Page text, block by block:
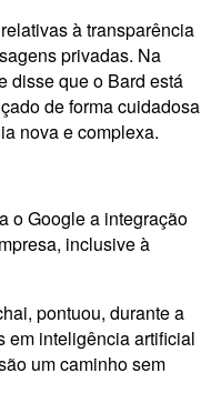
à transparência
privadas. Na
disse que o Bard está
de forma cuidadosa
nova e complexa.
o Google a integração
inclusive à
pontuou, durante a
em inteligência artificial
um caminho sem